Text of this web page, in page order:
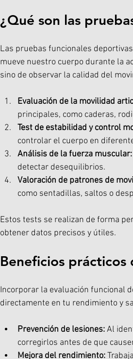
¿Qué son las
Las pruebas funcionales
mueve nuestro cuerpo durante la
sino de observar la calidad del
Evaluación de la movilidad
principales, como caderas,
Test de estabilidad y control
controlar el cuerpo en
Análisis de la fuerza muscular:
detectar desequilibrios.
Valoración de patrones de
como sentadillas, saltos o
Estos tests se realizan de forma
obtener datos precisos y útiles.
Beneficios
Incorporar la evaluación funcional
directamente en tu rendimiento y
Prevención de lesiones: Al
corregirlos antes de que
Mejora del rendimiento: